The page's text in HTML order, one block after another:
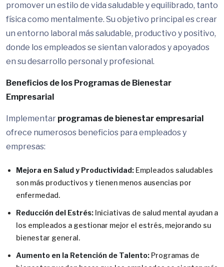
promover un estilo de vida saludable y equilibrado, tanto
física como mentalmente. Su objetivo principal es crear
un entorno laboral más saludable, productivo y positivo,
donde los empleados se sientan valorados y apoyados
en su desarrollo personal y profesional.
Beneficios de los Programas de Bienestar
Empresarial
Implementar programas de bienestar empresarial
ofrece numerosos beneficios para empleados y
empresas:
Mejora en Salud y Productividad: Empleados saludables
son más productivos y tienen menos ausencias por
enfermedad.
Reducción del Estrés: Iniciativas de salud mental ayudan a
los empleados a gestionar mejor el estrés, mejorando su
bienestar general.
Aumento en la Retención de Talento: Programas de